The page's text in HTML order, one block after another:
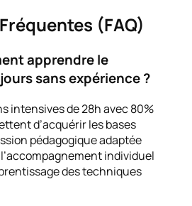
(FAQ)
apprendre le
sans expérience ?
intensives de 28h avec 80%
d’acquérir les bases
pédagogique adaptée
individuel
des techniques